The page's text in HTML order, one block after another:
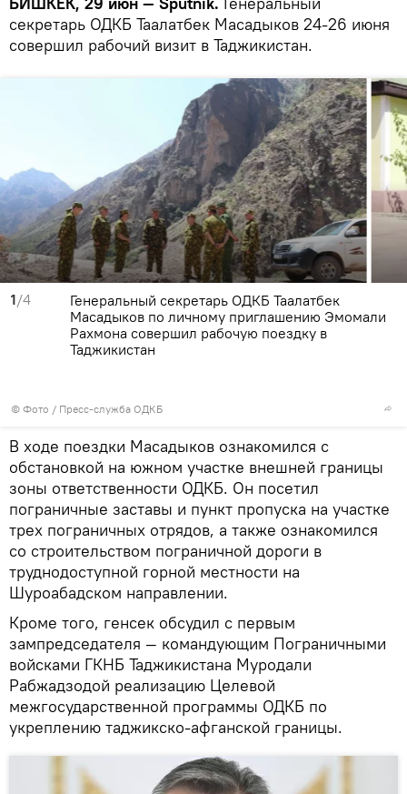
секретарь ОДКБ Таалатбек Масадыков 24-26 июня
совершил рабочий визит в Таджикистан.
1/4
© Фото / Пресс-служба ОДКБ
Генеральный секретарь ОДКБ Таалатбек
Масадыков по личному приглашению Эмомали
Рахмона совершил рабочую поездку в
Таджикистан
В ходе поездки Масадыков ознакомился с
обстановкой на южном участке внешней границы
зоны ответственности ОДКБ. Он посетил
пограничные заставы и пункт пропуска на участке
трех пограничных отрядов, а также ознакомился
со строительством пограничной дороги в
труднодоступной горной местности на
Шуроабадском направлении.
Кроме того, генсек обсудил с первым
зампредседателя — командующим Пограничными
войсками ГКНБ Таджикистана Муродали
Рабжадзодой реализацию Целевой
межгосударственной программы ОДКБ по
укреплению таджикско-афганской границы.